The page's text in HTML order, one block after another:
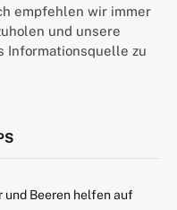
empfehlen wir immer
und unsere
Informationsquelle zu
und Beeren helfen auf